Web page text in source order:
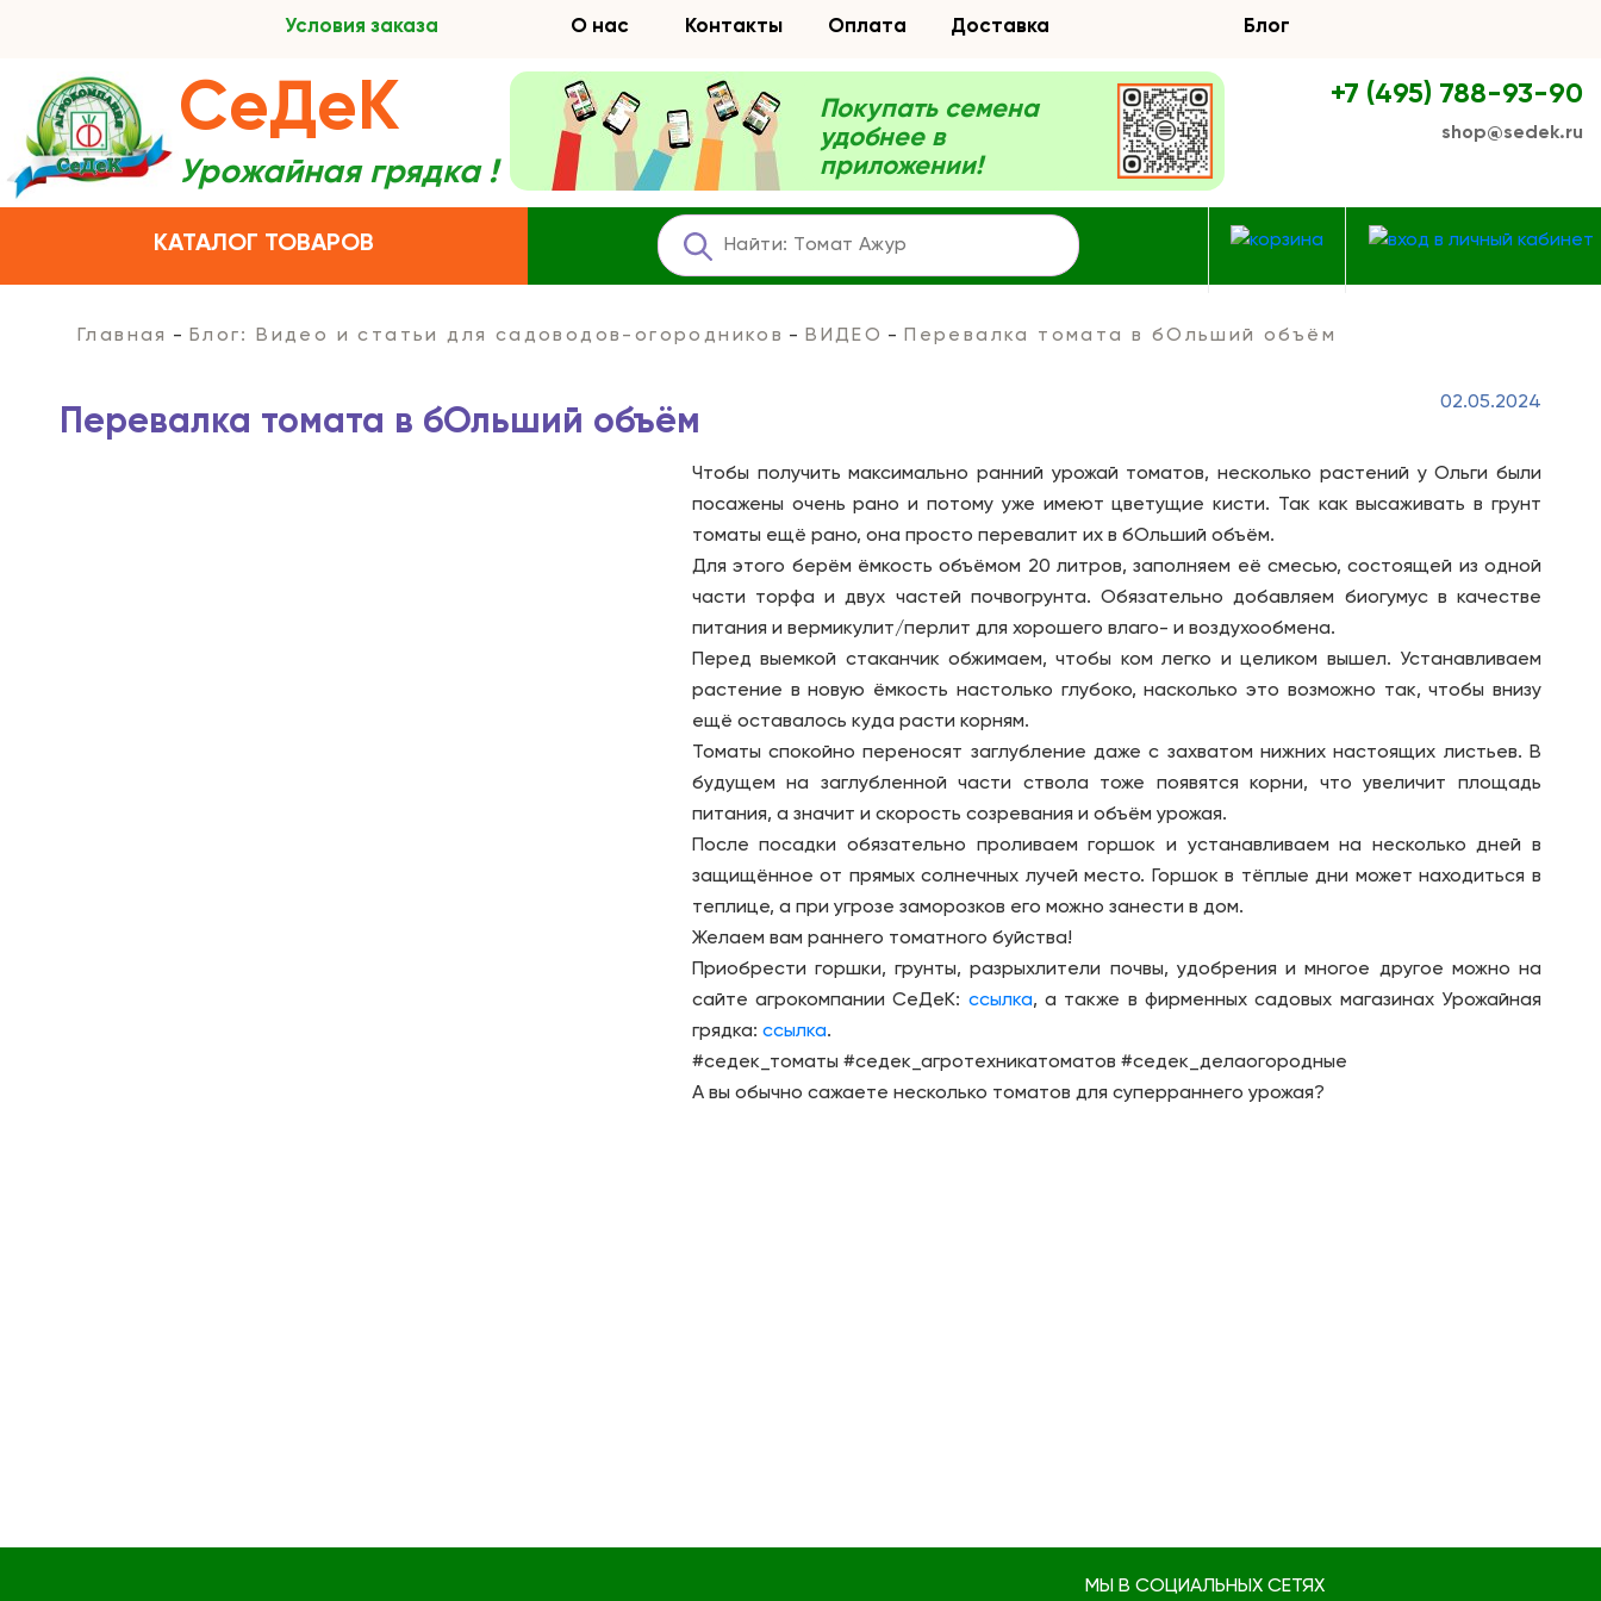
Условия заказа О нас Контакты Оплата Доставка Блог
КАТАЛОГ ТОВАРОВ
СеДеК
Урожайная грядка !
Покупать семена
удобнее в
приложении!
+7 (495) 788-93-90
shop@sedek.ru
Главная Блог: Видео и статьи для садоводов-огородников ВИДЕО Перевалка томата в бОльший объём
Перевалка томата в бОльший объём
02.05.2024
Чтобы получить максимально ранний урожай томатов, несколько растений у Ольги были
посажены очень рано и потому уже имеют цветущие кисти. Так как высаживать в грунт
томаты ещё рано, она просто перевалит их в бОльший объём.
Для этого берём ёмкость объёмом 20 литров, заполняем её смесью, состоящей из одной
части торфа и двух частей почвогрунта. Обязательно добавляем биогумус в качестве
питания и вермикулит/перлит для хорошего влаго- и воздухообмена.
Перед выемкой стаканчик обжимаем, чтобы ком легко и целиком вышел. Устанавливаем
растение в новую ёмкость настолько глубоко, насколько это возможно так, чтобы внизу
ещё оставалось куда расти корням.
Томаты спокойно переносят заглубление даже с захватом нижних настоящих листьев. В
будущем на заглубленной части ствола тоже появятся корни, что увеличит площадь
питания, а значит и скорость созревания и объём урожая.
После посадки обязательно проливаем горшок и устанавливаем на несколько дней в
защищённое от прямых солнечных лучей место. Горшок в тёплые дни может находиться в
теплице, а при угрозе заморозков его можно занести в дом.
Желаем вам раннего томатного буйства!
Приобрести горшки, грунты, разрыхлители почвы, удобрения и многое другое можно на
сайте агрокомпании СеДеК: ссылка, а также в фирменных садовых магазинах Урожайная
грядка: ссылка.
#седек_томаты #седек_агротехникатоматов #седек_делаогородные
А вы обычно сажаете несколько томатов для суперраннего урожая?
МЫ В СОЦИАЛЬНЫХ СЕТЯХ